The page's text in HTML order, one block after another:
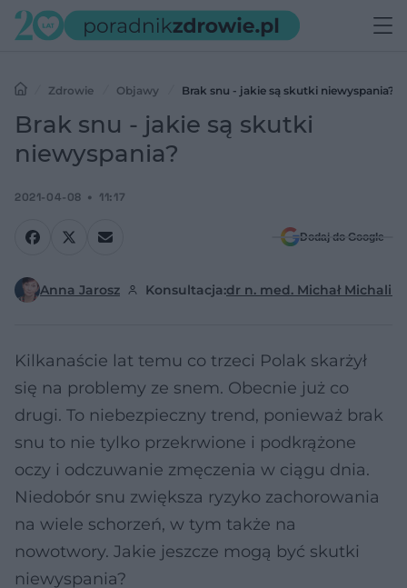
Zdrowie Objawy Brak snu - jakie są skutki niewyspania?
Brak snu - jakie są skutki
niewyspania?
2021-04-08 11:17
Dodaj do Google
Anna Jarosz Konsultacja:dr n. med. Michał Michalik
Kilkanaście lat temu co trzeci Polak skarżył
się na problemy ze snem. Obecnie już co
drugi. To niebezpieczny trend, ponieważ brak
snu to nie tylko przekrwione i podkrążone
oczy i odczuwanie zmęczenia w ciągu dnia.
Niedobór snu zwiększa ryzyko zachorowania
na wiele schorzeń, w tym także na
nowotwory. Jakie jeszcze mogą być skutki
niewyspania?